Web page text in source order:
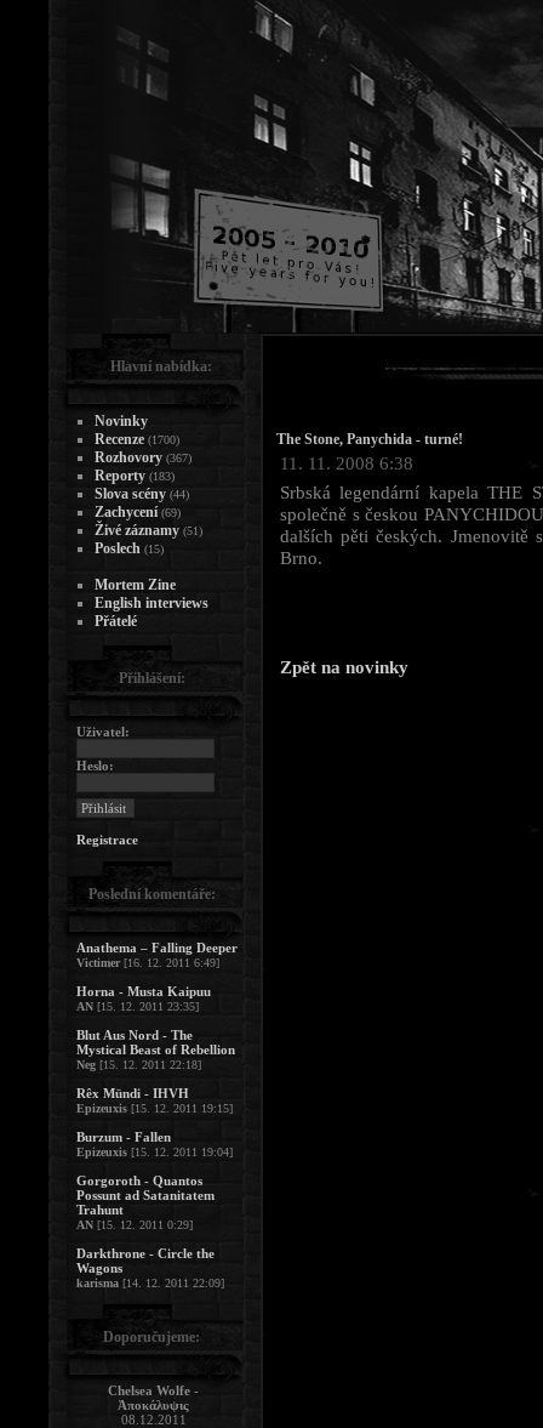
The Stone, Panychida - turné!
11. 11. 2008 6:38
Srbská legendární kapela THE
společně s českou
dalších pěti českých. Jmenovitě
Brno.
Zpět na novinky
Hlavní nabídka:
Novinky
Recenze (1700)
Rozhovory (367)
Reporty (183)
Slova scény (44)
Zachycení (69)
Živé záznamy (51)
Poslech (15)
Mortem Zine
English interviews
Přátelé
Přihlášení:
Uživatel:
Heslo:
Registrace
Poslední komentáře:
Anathema – Falling Deeper
Victimer[16. 12. 2011 6:49]
Horna - Musta Kaipuu
AN [15. 12. 2011 23:35]
Blut Aus Nord - The
Mystical Beast of Rebellion
Neg [15. 12. 2011 22:18]
Rêx Mündi - IHVH
Epizeuxis [15. 12. 2011 19:15]
Burzum - Fallen
Epizeuxis [15. 12. 2011 19:04]
Gorgoroth - Quantos
Possunt ad Satanitatem
Trahunt
AN [15. 12. 2011 0:29]
Darkthrone - Circle the
Wagons
karisma [14. 12. 2011 22:09]
Doporučujeme:
Chelsea Wolfe -
Ἀποκάλυψις
08.12.2011